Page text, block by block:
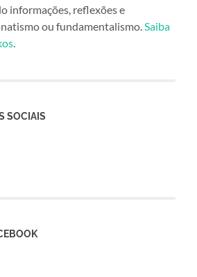
informações, reflexões e
ou fundamentalismo.Saiba
.
SOCIAIS